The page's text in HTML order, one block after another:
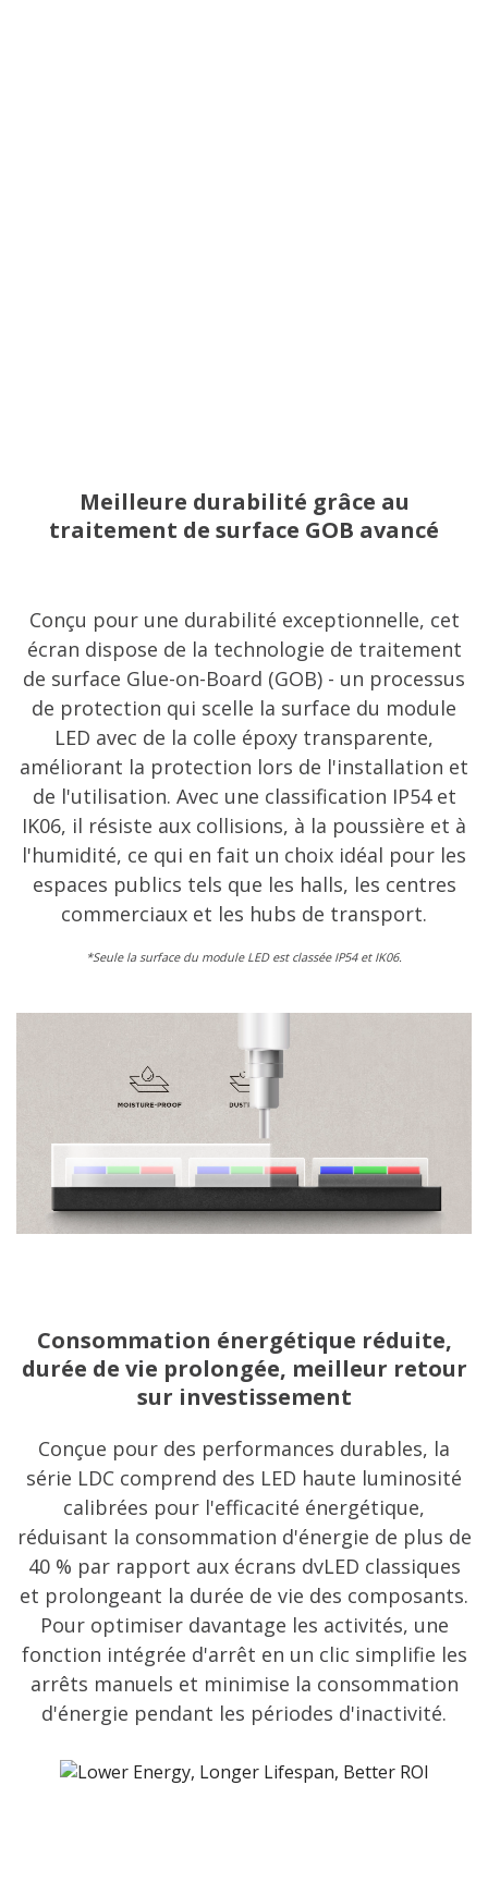
Meilleure durabilité grâce au
traitement de surface GOB avancé
Conçu pour une durabilité exceptionnelle, cet
écran dispose de la technologie de traitement
de surface Glue-on-Board (GOB) - un processus
de protection qui scelle la surface du module
LED avec de la colle époxy transparente,
améliorant la protection lors de l'installation et
de l'utilisation. Avec une classification IP54 et
IK06, il résiste aux collisions, à la poussière et à
l'humidité, ce qui en fait un choix idéal pour les
espaces publics tels que les halls, les centres
commerciaux et les hubs de transport.
​*Seule la surface du module LED est classée IP54 et IK06.​
Consommation énergétique réduite,
durée de vie prolongée, meilleur retour
sur investissement
Conçue pour des performances durables, la
série LDC comprend des LED haute luminosité
calibrées pour l'efficacité énergétique,
réduisant la consommation d'énergie de plus de
40 % par rapport aux écrans dvLED classiques
et prolongeant la durée de vie des composants.
Pour optimiser davantage les activités, une
fonction intégrée d'arrêt en un clic simplifie les
arrêts manuels et minimise la consommation
d'énergie pendant les périodes d'inactivité.